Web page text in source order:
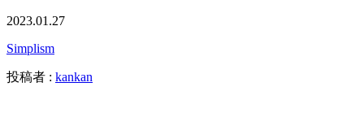
2023.01.27
Simplism
投稿者 : kankan